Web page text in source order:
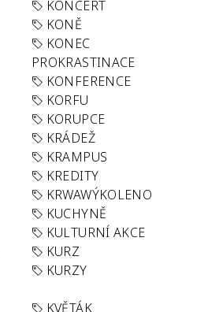
KONCERT
KONĚ
KONEC
PROKRASTINACE
KONFERENCE
KORFU
KORUPCE
KRÁDEŽ
KRAMPUS
KREDITY
KRWAWÝKOLENO
KUCHYNĚ
KULTURNÍ AKCE
KURZ
KURZY
KVĚTÁK